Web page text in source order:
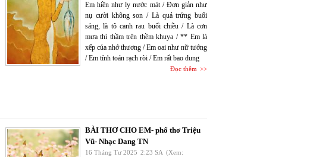
Em hiền như ly nước mát / Đơn giản như
nụ cười không son / Là quả trứng buổi
sáng, là tô canh rau buổi chiều / Là cơn
mưa thì thầm trên thềm khuya / ** Em là
xếp của nhớ thương / Em oai như nữ tướng
/ Em tính toán rạch ròi / Em rất bao dung
Đọc thêm
BÀI THƠ CHO EM- phổ thơ Triệu
Vũ- Nhạc Dang TN
16 Tháng Tư 2025 2:23 SA (Xem: